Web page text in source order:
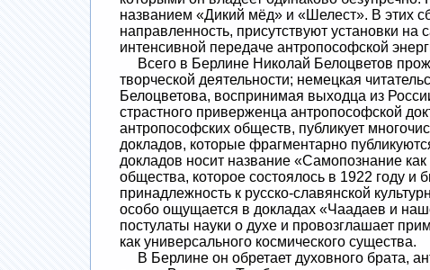
названием «Дикий мёд» и «Шелест». В этих
направленность, присутствуют установки
интенсивной передаче антропософской
Всего в Берлине Николай Белоцветов
творческой деятельности; немецкая
Белоцветова, воспринимая выходца из
страстного приверженца антропософской
антропософских обществ, публикует
докладов, которые фрагментарно
докладов носит название «Самопознание
общества, которое состоялось в 1922 году
принадлежность к русско-славянской
особо ощущается в докладах «Чаадаев и
постулаты науки о духе и провозглашает
как универсального космического существа.
В Берлине он обретает духовного брата,